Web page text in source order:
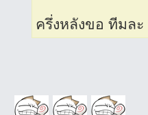
ครึ่งหลังขอ ทีมล